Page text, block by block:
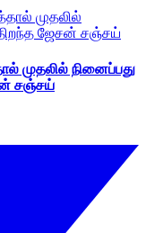
முதலில் நினைப்பது
சஞ்சய்